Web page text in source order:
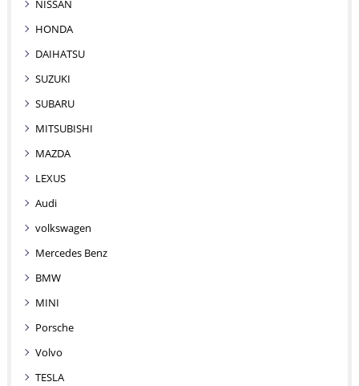
NISSAN
HONDA
DAIHATSU
SUZUKI
SUBARU
MITSUBISHI
MAZDA
LEXUS
Audi
volkswagen
Mercedes Benz
BMW
MINI
Porsche
Volvo
TESLA